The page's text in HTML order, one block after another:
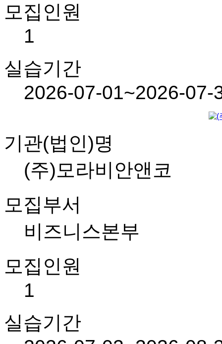
모집인원
1
실습기간
2026-07-01~2026-07-
기관(법인)명
(주)모라비안앤코
모집부서
비즈니스본부
모집인원
1
실습기간